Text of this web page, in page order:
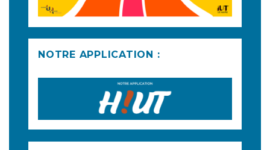
NOTRE APPLICATION :